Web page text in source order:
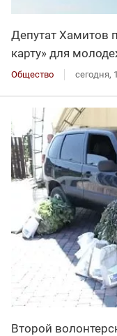
Депутат Хамитов
карту» для
Общество сегодня,
Второй